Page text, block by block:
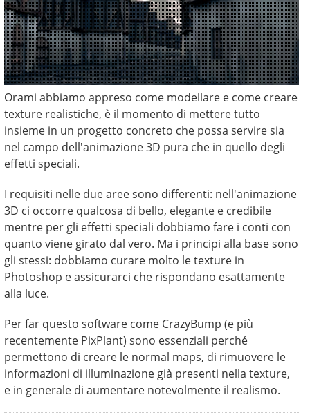
Orami abbiamo appreso come modellare e come creare
texture realistiche, è il momento di mettere tutto
insieme in un progetto concreto che possa servire sia
nel campo dell'animazione 3D pura che in quello degli
effetti speciali.
I requisiti nelle due aree sono differenti: nell'animazione
3D ci occorre qualcosa di bello, elegante e credibile
mentre per gli effetti speciali dobbiamo fare i conti con
quanto viene girato dal vero. Ma i principi alla base sono
gli stessi: dobbiamo curare molto le texture in
Photoshop e assicurarci che rispondano esattamente
alla luce.
Per far questo software come CrazyBump (e più
recentemente PixPlant) sono essenziali perché
permettono di creare le normal maps, di rimuovere le
informazioni di illuminazione già presenti nella texture,
e in generale di aumentare notevolmente il realismo.